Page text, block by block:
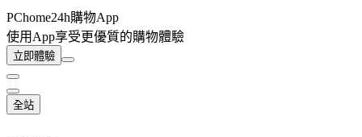
PChome24h購物App
使用App享受更優質的購物體驗
立即體驗
全站